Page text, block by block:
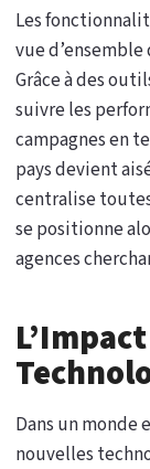
Les
vue
Grâce à des
suivre les
campagnes en
pays devient
centralise
se positionne
agences
Dans un monde
nouvelles